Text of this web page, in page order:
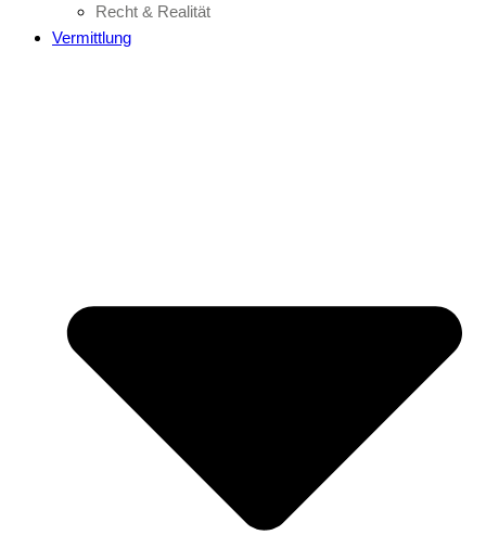
Recht & Realität
Vermittlung